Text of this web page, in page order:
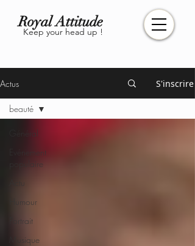
Keep your head up !
Royal Attitude
Actus S'inscrire
Général
Evénement
populaire
Humour
Portrait
Musique
beauté